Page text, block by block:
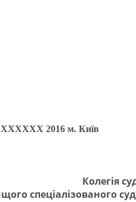
2016 м. Київ
Колегія
спеціалізованого